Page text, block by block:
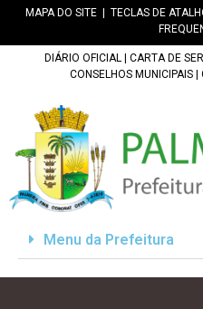
MAPA DO SITE TECLAS DE
DIÁRIO OFICIAL CARTA DE
CONSELHOS MUNICIPAIS
Menu da Prefeitura